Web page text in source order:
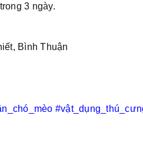
3 ngày.
Bình Thuận